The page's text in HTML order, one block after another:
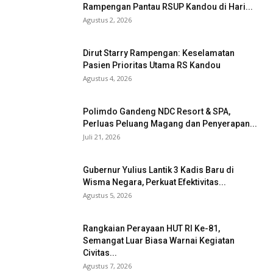
Rampengan Pantau RSUP Kandou di Hari...
Agustus 2, 2026
Dirut Starry Rampengan: Keselamatan
Pasien Prioritas Utama RS Kandou
Agustus 4, 2026
Polimdo Gandeng NDC Resort & SPA,
Perluas Peluang Magang dan Penyerapan...
Juli 21, 2026
Gubernur Yulius Lantik 3 Kadis Baru di
Wisma Negara, Perkuat Efektivitas...
Agustus 5, 2026
Rangkaian Perayaan HUT RI Ke-81,
Semangat Luar Biasa Warnai Kegiatan
Civitas...
Agustus 7, 2026